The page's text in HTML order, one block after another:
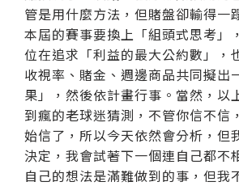
管是用什麼方法，但賭盤卻輸得一
本屆的賽事要換上「組頭式思考」
位在追求「利益的最大公約數」，
收視率、賭金、週邊商品共同擬出
果」，然後依計畫行事。當然，以
到瘋的老球迷猜測，不管你信不信
始信了，所以今天依然會分析，但
決定，我會試著下一個連自己都不
自己的想法是滿難做到的事，但我